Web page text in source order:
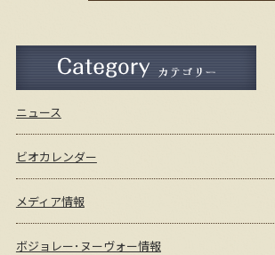
ニュース
ビオカレンダー
メディア情報
ボジョレー･ヌーヴォー情報